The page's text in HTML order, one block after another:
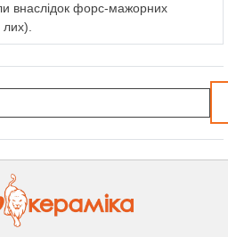
внаслідок форс-мажорних